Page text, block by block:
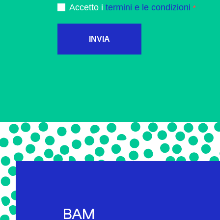
Accetto i termini e le condizioni
INVIA
BAM